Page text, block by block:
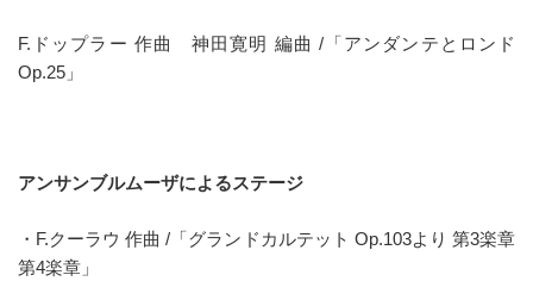
F.ドップラー 作曲 神田寛明 編曲 /「アンダンテとロンド
Op.25」
アンサンブルムーザによるステージ
・F.クーラウ 作曲 /「グランドカルテット Op.103より 第3楽章
第4楽章」